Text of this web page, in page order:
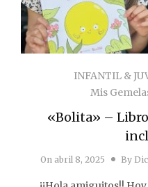
INFANTIL &
Mis
«Bolita» –
On abril 8, 2025 By